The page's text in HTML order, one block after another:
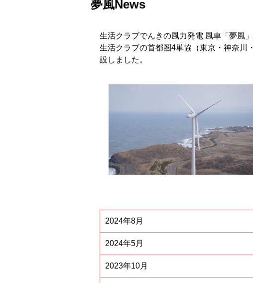
夢風News
生活クラブでんきの風力発電 風車「夢風
生活クラブの首都圏4単協（東京・神奈川
設しました。
2024年8月
2024年5月
2023年10月